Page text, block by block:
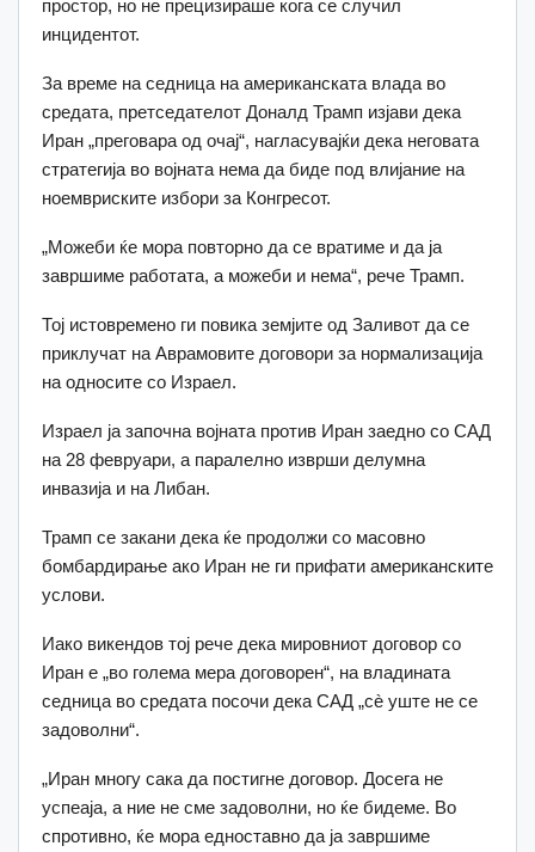
простор, но не прецизираше кога се случил
инцидентот.
За време на седница на американската влада во
средата, претседателот Доналд Трамп изјави дека
Иран „преговара од очај“, нагласувајќи дека неговата
стратегија во војната нема да биде под влијание на
ноемвриските избори за Конгресот.
„Можеби ќе мора повторно да се вратиме и да ја
завршиме работата, а можеби и нема“, рече Трамп.
Тој истовремено ги повика земјите од Заливот да се
приклучат на Аврамовите договори за нормализација
на односите со Израел.
Израел ја започна војната против Иран заедно со САД
на 28 февруари, а паралелно изврши делумна
инвазија и на Либан.
Трамп се закани дека ќе продолжи со масовно
бомбардирање ако Иран не ги прифати американските
услови.
Иако викендов тој рече дека мировниот договор со
Иран е „во голема мера договорен“, на владината
седница во средата посочи дека САД „сè уште не се
задоволни“.
„Иран многу сака да постигне договор. Досега не
успеаја, а ние не сме задоволни, но ќе бидеме. Во
спротивно, ќе мора едноставно да ја завршиме